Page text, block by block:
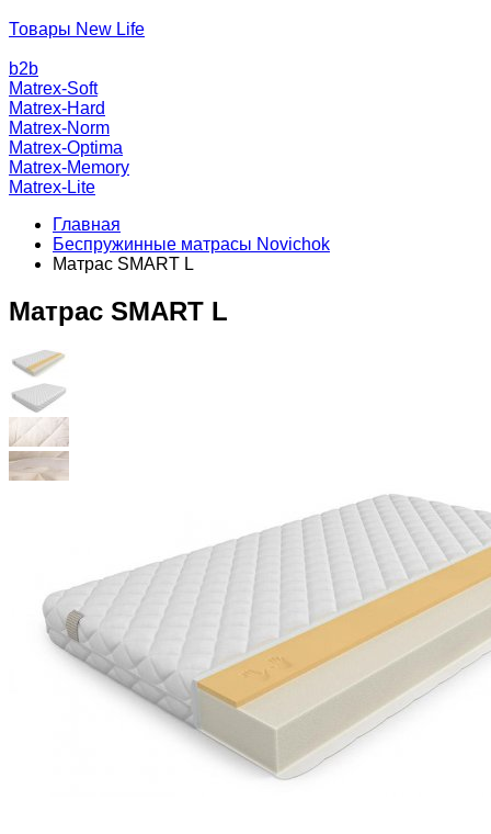
Товары New Life
b2b
Matrex-Soft
Matrex-Hard
Matrex-Norm
Matrex-Optima
Matrex-Memory
Matrex-Lite
Главная
Беспружинные матрасы Novichok
Матрас SMART L
Матрас SMART L